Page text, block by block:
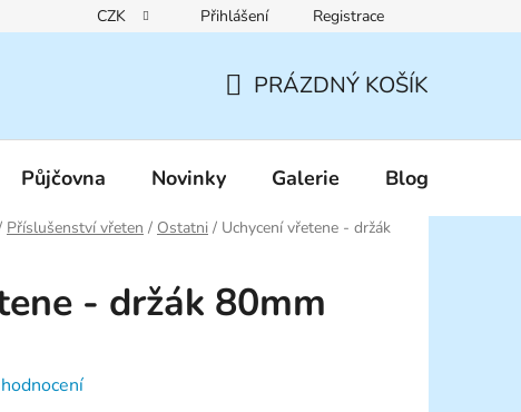
Reklamační řád Pravidla zákaznických slev
CZK Přihlášení Registrace
KOŠÍK
PRÁZDNÝ KOŠÍK
Půjčovna Novinky Galerie Blog
Příslušenství vřeten / Ostatni / Uchycení vřetene - držák
- držák 80mm